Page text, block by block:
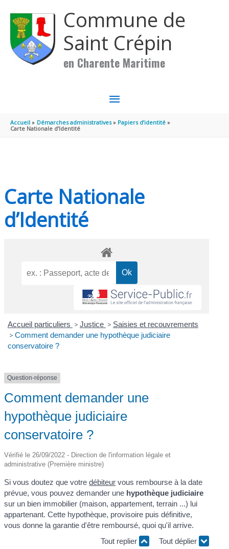
Commune de
Saint Crépin
en Charente Maritime
MENU
PRINCIPAL
Accueil Démarches administratives
Papiers d’identité
Carte Nationale d’Identité
Carte Nationale
d’Identité
Accueil particuliers > Justice > Saisies et recouvrements
> Comment demander une hypothèque judiciaire
conservatoire ?
Question-réponse
Comment demander une
hypothèque judiciaire
conservatoire ?
Vérifié le 26/09/2022 - Direction de l'information légale et
administrative (Première ministre)
Si vous doutez que votredébiteur vous rembourse à la date
prévue, vous pouvez demander une hypothèque judiciaire
sur un bien immobilier (maison, appartement, terrain ...) lui
appartenant. Cette hypothèque, provisoire puis définitive,
vous donne la garantie d'être remboursé, quoi qu'il arrive.
Tout replier
Tout déplier